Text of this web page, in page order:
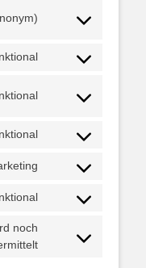
service
Consent
service
statistics
Consent
service
Consent
service
security-
Consent
service
wordpress
Consent
service
Consent
service
noch
Consent